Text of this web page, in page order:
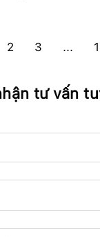
2 3 ...
tư vấn